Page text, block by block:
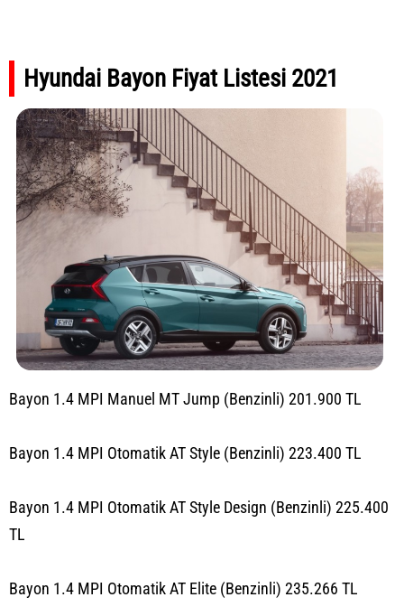
Hyundai Bayon Fiyat Listesi 2021
Bayon 1.4 MPI Manuel MT Jump (Benzinli) 201.900 TL
Bayon 1.4 MPI Otomatik AT Style (Benzinli) 223.400 TL
Bayon 1.4 MPI Otomatik AT Style Design (Benzinli) 225.400
TL
Bayon 1.4 MPI Otomatik AT Elite (Benzinli) 235.266 TL